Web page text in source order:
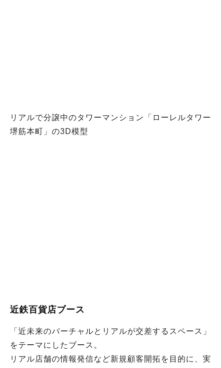
リアルで分譲中のタワーマンション「ローレルタワー
堺筋本町」の3D模型
近鉄百貨店ブース
「近未来のバーチャルとリアルが交差するスペース」
をテーマにしたブース。
リアル店舗の情報発信など新規顧客開拓を目的に、実